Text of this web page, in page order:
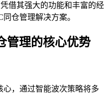
借其强大的功能和丰富的经
仓管理解决方案。
管理的核心优势
心，通过智能波次策略将多